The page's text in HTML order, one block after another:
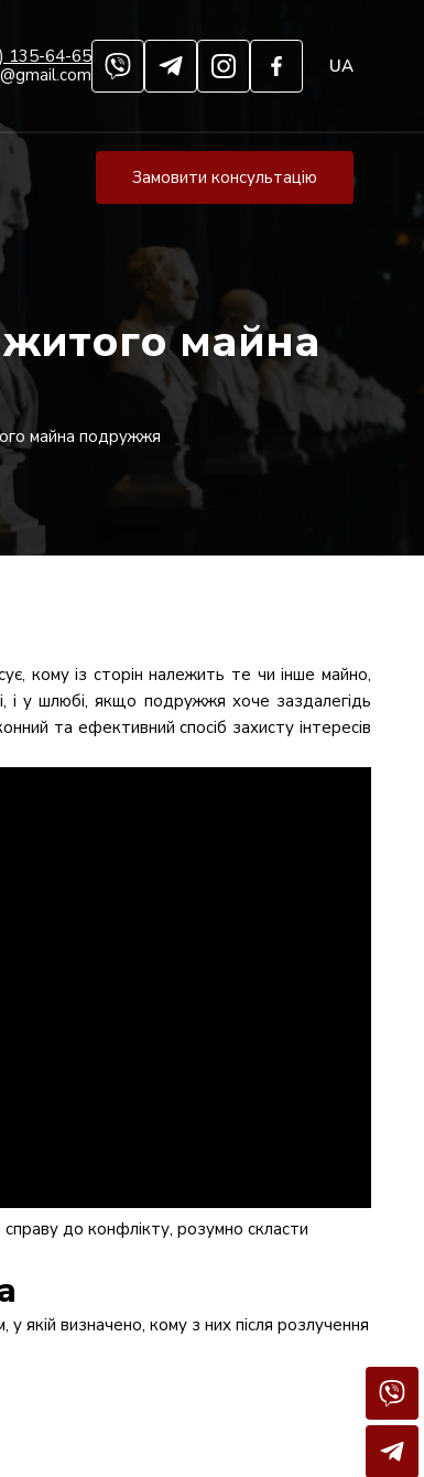
135-64-65
UA
Замовити консультацію
майна
майна подружжя
кому із сторін належить те чи інше майно,
і у шлюбі, якщо подружжя хоче заздалегідь
та ефективний спосіб захисту інтересів
до конфлікту, розумно скласти
якій визначено, кому з них після розлучення